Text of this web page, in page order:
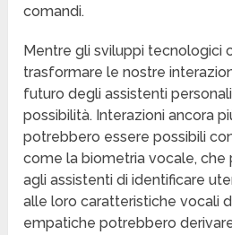
comandi.
Mentre gli sviluppi tecnologici
trasformare le nostre
futuro degli assistenti
possibilità. Interazioni ancora
potrebbero essere possibili
come la biometria vocale,
agli assistenti di identificare
alle loro caratteristiche vocali
empatiche potrebbero